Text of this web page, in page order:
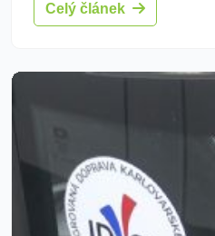
chemičky tradicí. Letos
Celý článek